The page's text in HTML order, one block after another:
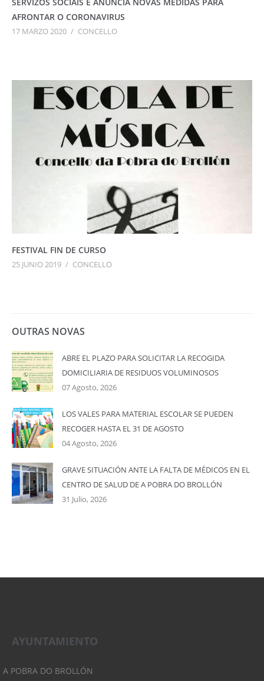
AFRONTAR O CORONAVIRUS
17 MARZO 2020 / CONCELLO
FESTIVAL FIN DE CURSO
25 JUNIO 2019 / CONCELLO
OUTRAS NOVAS
ABRE EL PLAZO PARA SOLICITAR LA RECOGIDA
DOMICILIARIA DE RESIDUOS VOLUMINOSOS
07 Agosto, 2026
LOS VALES PARA MATERIAL ESCOLAR SE PUEDEN
RECOGER HASTA EL 31 DE AGOSTO
04 Agosto, 2026
GRAVE SITUACIÓN ANTE LA FALTA DE MÉDICOS EN EL
CENTRO DE SALUD DE A POBRA DO BROLLÓN
31 Julio, 2026
AYUNTAMIENTO
A POBRA DO BROLLÓN